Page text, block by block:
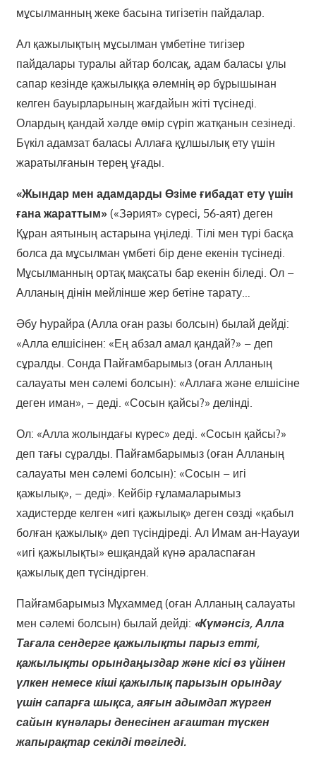
мұсылманның жеке басына тигізетін пайдалар.
Ал қажылықтың мұсылман үмбетіне тигізер
пайдалары туралы айтар болсақ, адам баласы ұлы
сапар кезінде қажылыққа әлемнің әр бұрышынан
келген бауырларының жағдайын жіті түсінеді.
Олардың қандай хәлде өмір сүріп жатқанын сезінеді.
Бүкіл адамзат баласы Аллаға құлшылық ету үшін
жаратылғанын терең ұғады.
«Жындар мен адамдарды Өзіме ғибадат ету үшін
ғана жараттым»(«Зәрият» сүресі, 56-аят) деген
Құран аятының астарына үңіледі. Тілі мен түрі басқа
болса да мұсылман үмбеті бір дене екенін түсінеді.
Мұсылманның ортақ мақсаты бар екенін біледі. Ол –
Алланың дінін мейлінше жер бетіне тарату…
Әбу Һурайра (Алла оған разы болсын) былай дейді:
«Алла елшісінен: «Ең абзал амал қандай?» – деп
сұралды. Сонда Пайғамбарымыз (оған Алланың
салауаты мен сәлемі болсын): «Аллаға және елшісіне
деген иман», – деді. «Сосын қайсы?» делінді.
Ол: «Алла жолындағы күрес» деді. «Сосын қайсы?»
деп тағы сұралды. Пайғамбарымыз (оған Алланың
салауаты мен сәлемі болсын): «Сосын – игі
қажылық», – деді». Кейбір ғұламаларымыз
хадистерде келген «игі қажылық» деген сөзді «қабыл
болған қажылық» деп түсіндіреді. Ал Имам ан-Науауи
«игі қажылықты» ешқандай күнә араласпаған
қажылық деп түсіндірген.
Пайғамбарымыз Мұхаммед (оған Алланың салауаты
мен сәлемі болсын) былай дейді: «Күмәнсіз, Алла
Тағала сендерге қажылықты парыз етті,
қажылықты орындаңыздар және кісі өз үйінен
үлкен немесе кіші қажылық парызын орындау
үшін сапарға шықса, аяғын адымдап жүрген
сайын күнәлары денесінен ағаштан түскен
жапырақтар секілді төгіледі.